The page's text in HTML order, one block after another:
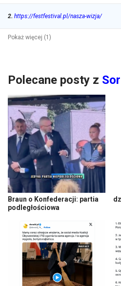
2. https://festfestival.pl/nasza-wizja/
Pokaż więcej (1)
Polecane posty z
Braun o Konfederacji: partia
podległościowa